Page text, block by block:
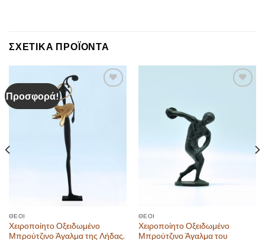
ΣΧΕΤΙΚΆ ΠΡΟΪΌΝΤΑ
Προσφορά!
ΘΕΟΊ
Χειροποίητο Οξειδωμένο
Μπρούτζινο Άγαλμα της Λήδας.
ΘΕΟΊ
Χειροποίητο Οξειδωμένο
Μπρούτζινο Άγαλμα του